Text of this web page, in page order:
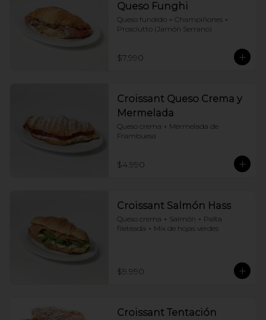
Queso Funghi
Queso fundido + Champiñones +
Prosciutto (Jamón Serrano)
$7.990
Croissant Queso Crema y
Mermelada
Queso crema + Mermelada de
Frambuesa
$4.990
Croissant Salmón Hass
Queso crema + Salmón + Palta
fileteada + Mix de hojas verdes
$9.990
Croissant Tentación